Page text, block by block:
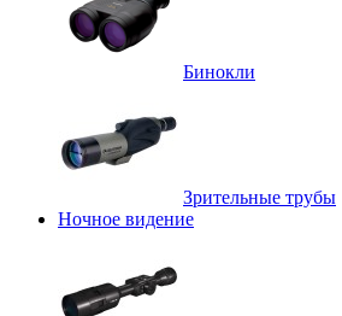
Бинокли
Зрительные трубы
Ночное видение